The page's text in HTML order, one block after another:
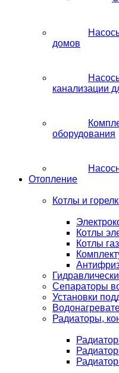
домов
канализации
оборудования
Отопление
Котлы и
Котлы
Котлы
Сепараторы
Установки
Радиаторы,